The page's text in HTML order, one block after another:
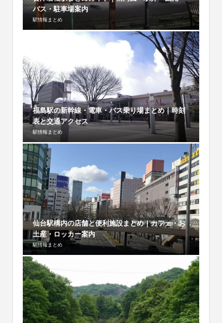
バス・駐車場案内
駅情報まとめ
福島駅の新幹線・電車・バス乗り場まとめ｜時刻
表と交通アクセス
駅情報まとめ
仙台駅構内の店舗と便利施設まとめ｜カフェ・お
土産・ロッカー案内
駅情報まとめ